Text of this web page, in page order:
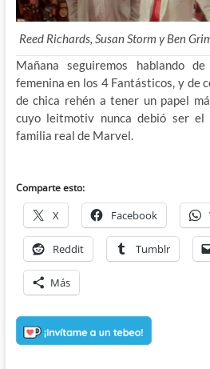
Reed Richards, Susan Storm y Ben
Mañana seguiremos hablando
femenina en los 4 Fantásticos, y de
de chica rehén a tener un papel
cuyo leitmotiv nunca debió ser el
familia real de Marvel.
Comparte esto:
X Facebook
Reddit Tumblr
Más